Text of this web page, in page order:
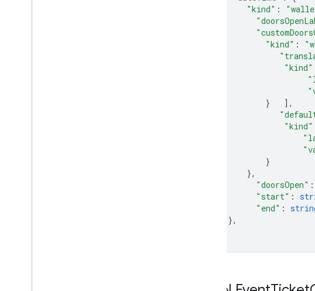
"kind" :
"kind" :
"kind"
}
],
"kind"
}
},
"doorsOpen" :
"start" :
"end" :
},